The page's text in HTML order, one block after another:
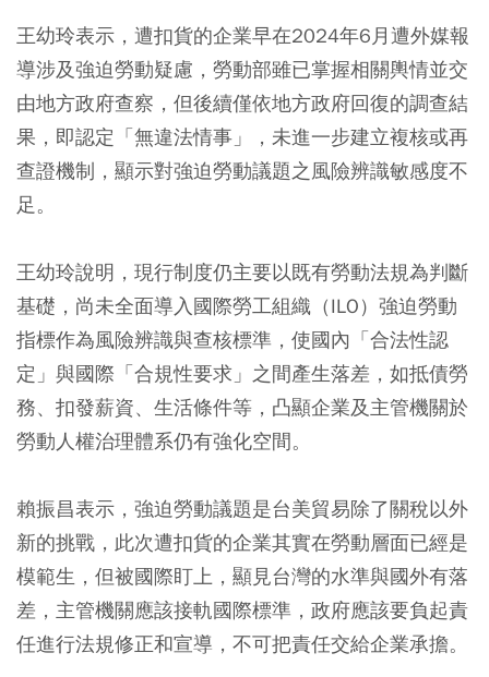
王幼玲表示，遭扣貨的企業早在2024年6月遭外媒報
導涉及強迫勞動疑慮，勞動部雖已掌握相關輿情並交
由地方政府查察，但後續僅依地方政府回復的調查結
果，即認定「無違法情事」，未進一步建立複核或再
查證機制，顯示對強迫勞動議題之風險辨識敏感度不
足。
王幼玲說明，現行制度仍主要以既有勞動法規為判斷
基礎，尚未全面導入國際勞工組織（ILO）強迫勞動
指標作為風險辨識與查核標準，使國內「合法性認
定」與國際「合規性要求」之間產生落差，如抵債勞
務、扣發薪資、生活條件等，凸顯企業及主管機關於
勞動人權治理體系仍有強化空間。
賴振昌表示，強迫勞動議題是台美貿易除了關稅以外
新的挑戰，此次遭扣貨的企業其實在勞動層面已經是
模範生，但被國際盯上，顯見台灣的水準與國外有落
差，主管機關應該接軌國際標準，政府應該要負起責
任進行法規修正和宣導，不可把責任交給企業承擔。